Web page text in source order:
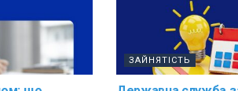
ЗАЙНЯТІСТЬ